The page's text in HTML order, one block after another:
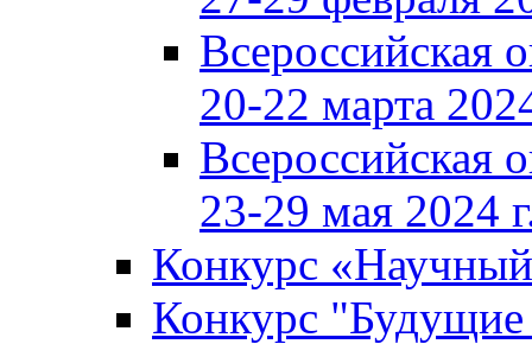
Всероссийская
20-22 марта
Всероссийская
23-29 мая 2024
Конкурс
Конкурс